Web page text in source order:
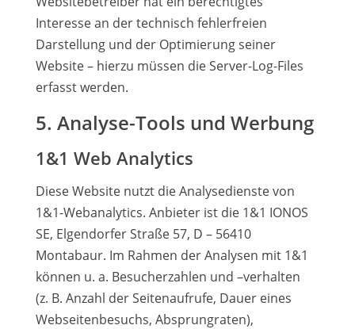
Interesse an der technisch fehlerfreien
Darstellung und der Optimierung seiner
Website – hierzu müssen die Server-Log-Files
erfasst werden.
5. Analyse-Tools und Werbung
1&1 Web Analytics
Diese Website nutzt die Analysedienste von
1&1-Webanalytics. Anbieter ist die 1&1 IONOS
SE, Elgendorfer Straße 57, D – 56410
Montabaur. Im Rahmen der Analysen mit 1&1
können u. a. Besucherzahlen und –verhalten
(z. B. Anzahl der Seitenaufrufe, Dauer eines
Webseitenbesuchs, Absprungraten),